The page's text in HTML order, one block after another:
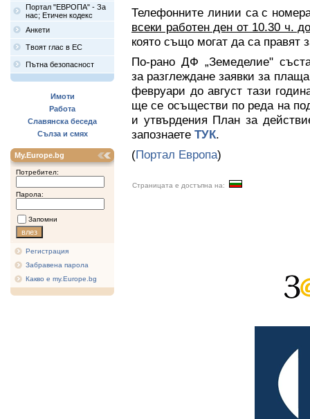
Портал "ЕВРОПА" - За
нас; Етичен кодекс
Анкети
Твоят глас в ЕС
Пътна безопасност
Имоти
Работа
Славянска беседа
Сълза и смях
My.Europe.bg
Потребител:
Парола:
Запомни
Регистрация
Забравена парола
Какво е my.Europe.bg
Телефонните линии са с
всеки работен ден от 10.30 ч.
която също могат да са правят
По-рано ДФ „Земеделие"
за разглеждане заявки за
февруари до август тази
ще се осъществи по реда на
и утвърдения План за
запознаете ТУК.
(Портал Европа)
Страницата е достъпна на: